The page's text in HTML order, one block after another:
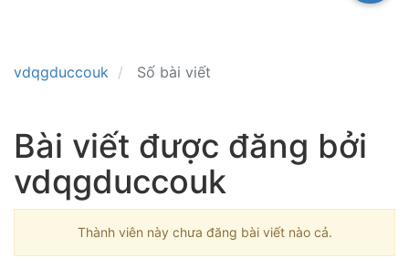
vdqgduccouk Số bài viết
Bài viết được đăng bởi
vdqgduccouk
Thành viên này chưa đăng bài viết nào cả.